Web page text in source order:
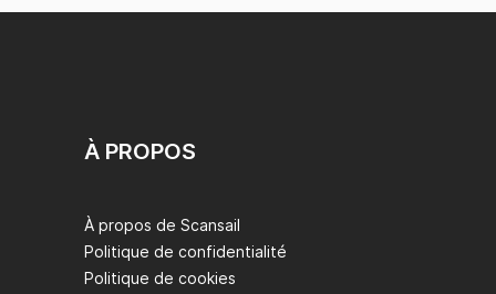
À PROPOS
À propos de Scansail
Politique de confidentialité
Politique de cookies